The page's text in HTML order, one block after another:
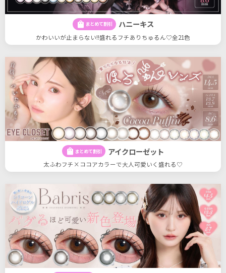
shopping_bag まとめて割引 ハニーキス
かわいいが止まらない!!盛れるフチありちゅるん♡全21色
shopping_bag まとめて割引 アイクローゼット
太ふわフチ×ココアカラーで大人可愛いく盛れる♡